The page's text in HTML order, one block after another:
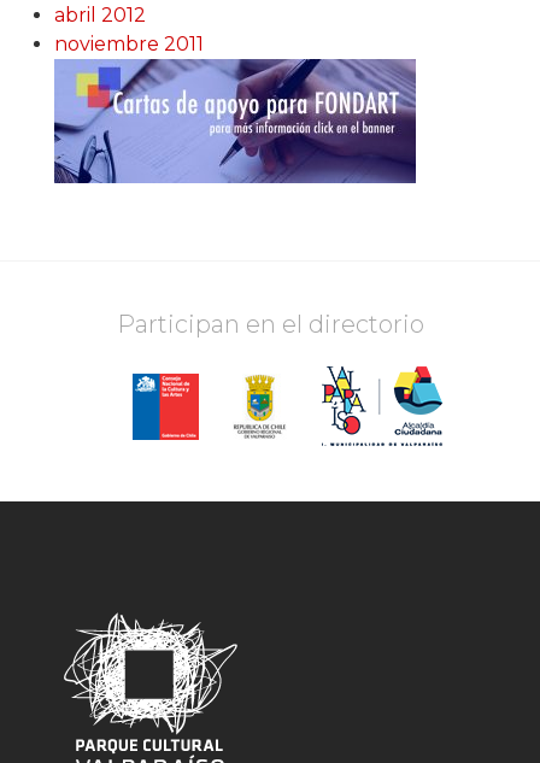
abril 2012
noviembre 2011
Participan en el directorio